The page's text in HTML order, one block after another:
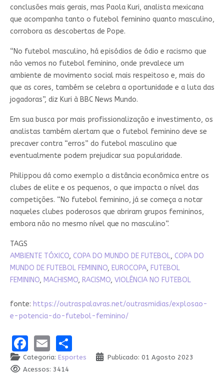
conclusões mais gerais, mas Paola Kuri, analista mexicana
que acompanha tanto o futebol feminino quanto masculino,
corrobora as descobertas de Pope.
“No futebol masculino, há episódios de ódio e racismo que
não vemos no futebol feminino, onde prevalece um
ambiente de movimento social mais respeitoso e, mais do
que as cores, também se celebra a oportunidade e a luta das
jogadoras”, diz Kuri à BBC News Mundo.
Em sua busca por mais profissionalização e investimento, os
analistas também alertam que o futebol feminino deve se
precaver contra “erros” do futebol masculino que
eventualmente podem prejudicar sua popularidade.
Philippou dá como exemplo a distância econômica entre os
clubes de elite e os pequenos, o que impacta o nível das
competições. “No futebol feminino, já se começa a notar
naqueles clubes poderosos que abriram grupos femininos,
embora não no mesmo nível que no masculino”.
TAGS
AMBIENTE TÓXICO, COPA DO MUNDO DE FUTEBOL, COPA DO
MUNDO DE FUTEBOL FEMININO, EUROCOPA, FUTEBOL
FEMININO, MACHISMO, RACISMO, VIOLÊNCIA NO FUTEBOL
fonte: https://outraspalavras.net/outrasmidias/explosao-
e-potencia-do-futebol-feminino/
Facebook
EmailShare
Categoria: Esportes
Publicado: 01 Agosto 2023
Acessos: 3414